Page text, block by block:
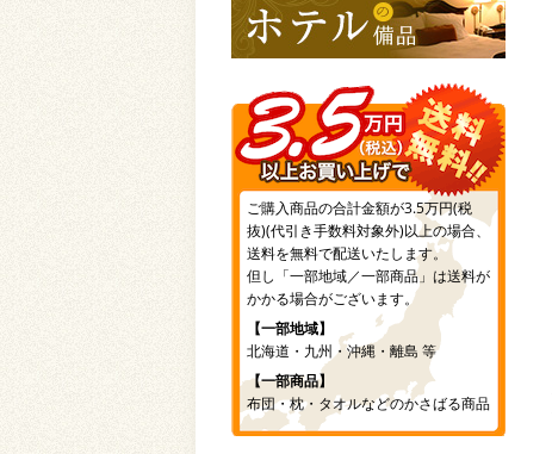
ご購入商品の合計金額が3.5万円(税
抜)(代引き手数料対象外)以上の場合、
送料を無料で配送いたします。
但し「一部地域／一部商品」は送料が
かかる場合がございます。
【一部地域】
北海道・九州・沖縄・離島 等
【一部商品】
布団・枕・タオルなどのかさばる商品